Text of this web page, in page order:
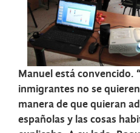
Manuel está convencido.
inmigrantes no se
manera de que quieran
españolas y las cosas